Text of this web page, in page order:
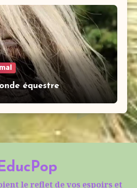
équestre
le reflet de vos espoirs et